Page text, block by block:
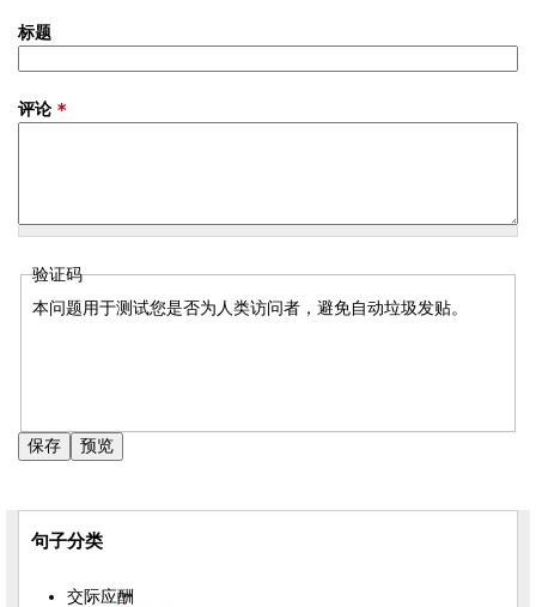
标题
评论 *
验证码
本问题用于测试您是否为人类访问者，避免自动垃圾发贴。
句子分类
交际应酬